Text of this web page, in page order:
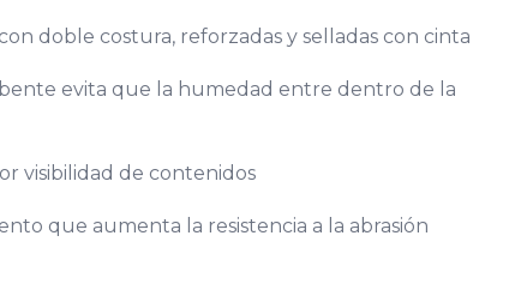
doble costura, reforzadas y selladas con cinta
evita que la humedad entre dentro de la
visibilidad de contenidos
que aumenta la resistencia a la abrasión